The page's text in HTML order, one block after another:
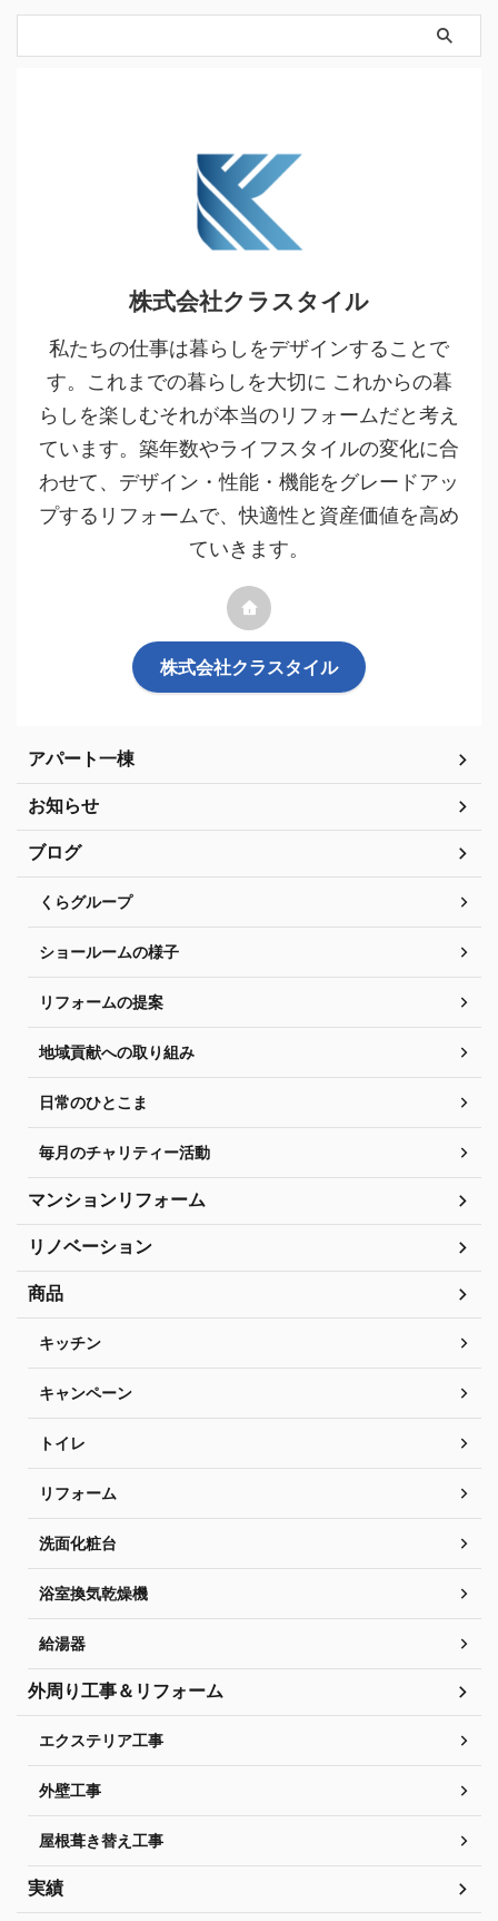
株式会社クラスタイル
私たちの仕事は暮らしをデザインすることで
す。これまでの暮らしを大切に これからの暮
らしを楽しむそれが本当のリフォームだと考え
ています。築年数やライフスタイルの変化に合
わせて、デザイン・性能・機能をグレードアッ
プするリフォームで、快適性と資産価値を高め
ていきます。
株式会社クラスタイル
アパート一棟
お知らせ
ブログ
くらグループ
ショールームの様子
リフォームの提案
地域貢献への取り組み
日常のひとこま
毎月のチャリティー活動
マンションリフォーム
リノベーション
商品
キッチン
キャンペーン
トイレ
リフォーム
洗面化粧台
浴室換気乾燥機
給湯器
外周り工事＆リフォーム
エクステリア工事
外壁工事
屋根葺き替え工事
実績